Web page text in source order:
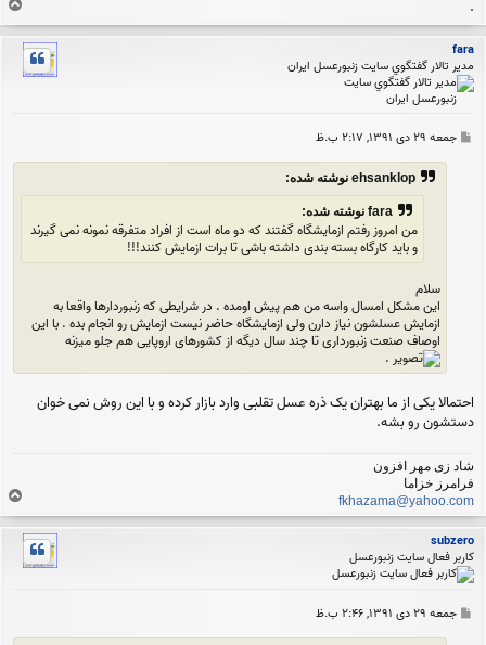
.
ا
ل
fara
مدير تالار گفتگوي سايت زنبورعسل ايران
پ جمعه ۲۹ دی ۱۳۹۱, ۲:۱۷ ب.ظ
ehsanklop نوشته شده:
fara نوشته شده:
من امروز رفتم ازمایشگاه گفتند که دو ماه است از افراد متفرقه نمونه نمی گیرند
و باید کارگاه بسته بندی داشته باشی تا برات ازمایش کنند!!!
سلام
این مشکل امسال واسه من هم پیش اومده . در شرایطی که زنبوردارها واقعا به
ازمایش عسلشون نیاز دارن ولی ازمایشگاه حاضر نیست ازمایش رو انجام بده . با این
اوصاف صنعت زنبورداری تا چند سال دیگه از کشورهای اروپایی هم جلو میزنه
.
احتمالا یکی از ما بهتران یک ذره عسل تقلبی وارد بازار کرده و با این روش نمی خوان
دستشون رو بشه.
شاد زی مهر افزون
فرامرز خزاما
fkhazama@yahoo.com
ا
ل
subzero
کاربر فعال سایت زنبورعسل
پ جمعه ۲۹ دی ۱۳۹۱, ۲:۴۶ ب.ظ